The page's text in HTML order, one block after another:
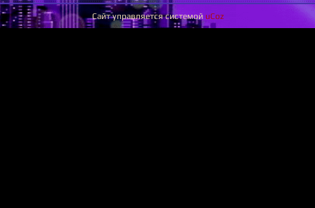
Сайт управляется системой uCoz